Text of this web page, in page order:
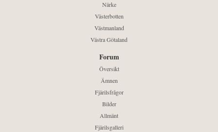
Närke
Västerbotten
Västmanland
Västra Götaland
Forum
Översikt
Ämnen
Fjärilsfrågor
Bilder
Allmänt
Fjärilsgalleri